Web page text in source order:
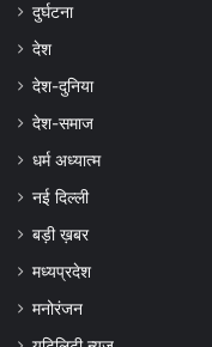
दुर्घटना
देश
देश-दुनिया
देश-समाज
धर्म अध्यात्म
नई दिल्ली
बड़ी ख़बर
मध्यप्रदेश
मनोरंजन